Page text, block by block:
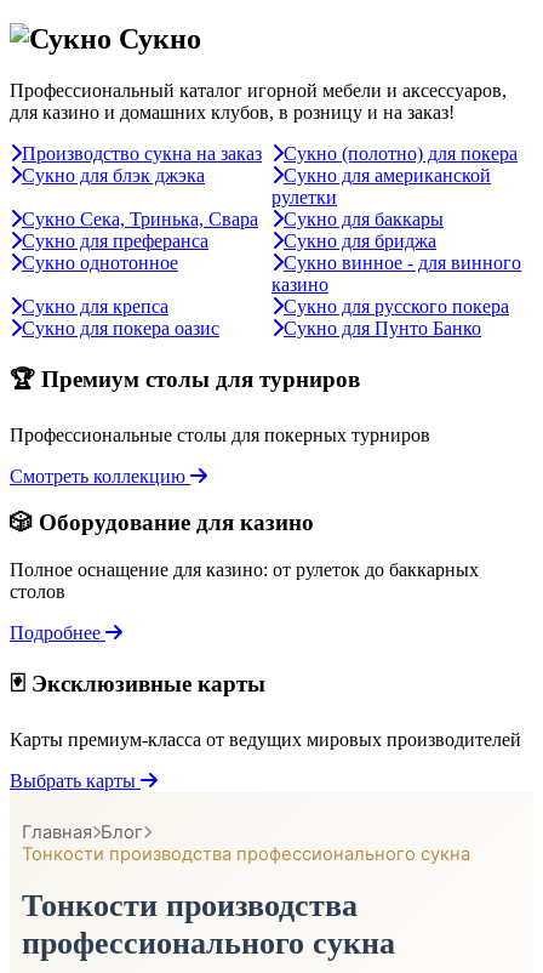
Сукно
Профессиональный каталог игорной мебели и аксессуаров,
для казино и домашних клубов, в розницу и на заказ!
Производство сукна на заказ
Сукно (полотно) для покера
Сукно для блэк джэка
Сукно для американской
рулетки
Сукно Сека, Тринька, Свара
Сукно для баккары
Сукно для преферанса
Сукно для бриджа
Сукно однотонное
Сукно винное - для винного
казино
Сукно для крепса
Сукно для русского покера
Сукно для покера оазис
Сукно для Пунто Банко
🏆 Премиум столы для турниров
Профессиональные столы для покерных турниров
Смотреть коллекцию
🎲 Оборудование для казино
Полное оснащение для казино: от рулеток до баккарных
столов
Подробнее
🃏 Эксклюзивные карты
Карты премиум-класса от ведущих мировых производителей
Выбрать карты
Главная Блог
Тонкости производства профессионального сукна
Тонкости производства
профессионального сукна